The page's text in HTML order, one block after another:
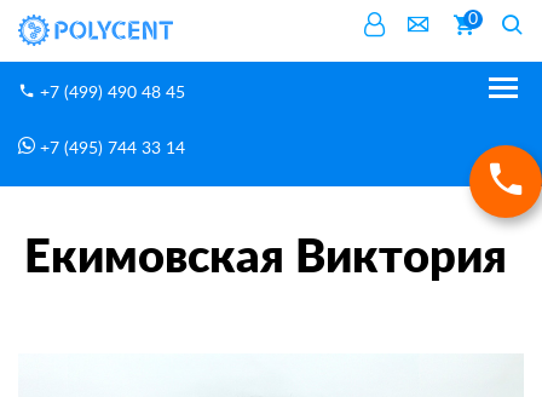
0
+7 (499) 490 48 45
+7 (495) 744 33 14
Екимовская Виктория